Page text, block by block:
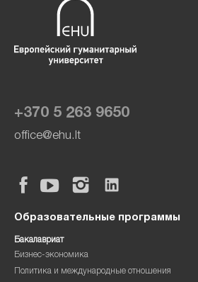
+370 5 263 9650
office@ehu.lt
Образовательные программы
Бакалавриат
Бизнес-экономика
Политика и международные отношения